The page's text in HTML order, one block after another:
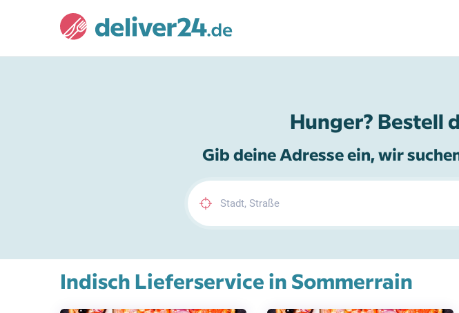
Hunger? Bestell
Gib deine Adresse ein, wir
Indisch Lieferservice in Sommerrain